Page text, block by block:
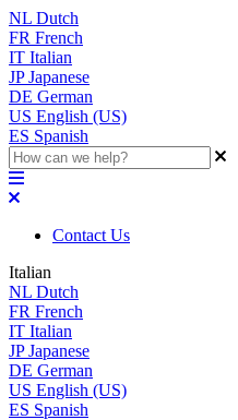
NL Dutch
FR French
IT Italian
JP Japanese
DE German
US English (US)
ES Spanish
Contact Us
Italian
NL Dutch
FR French
IT Italian
JP Japanese
DE German
US English (US)
ES Spanish